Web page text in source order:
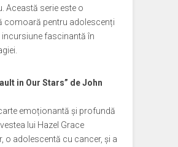
Această serie este o
comoară pentru adolescenți
fascinantă în
in Our Stars” de John
emoționantă și profundă
lui Hazel Grace
o adolescentă cu cancer, și a